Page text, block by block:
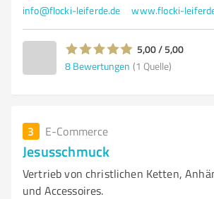
info@flocki-leiferde.de www.flocki-
5,00 / 5,00
8 Bewertungen (1 Quelle)
3 E-Commerce
Jesusschmuck
Vertrieb von christlichen Ketten,
und Accessoires.